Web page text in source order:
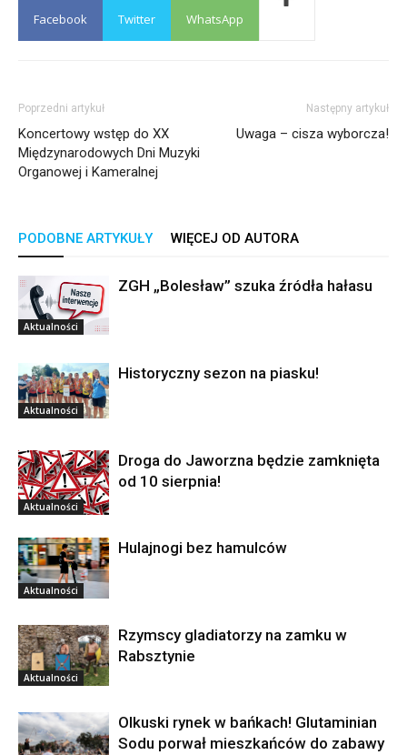
Facebook Twitter WhatsApp
Poprzedni artykuł
Koncertowy wstęp do XX
Międzynarodowych Dni Muzyki
Organowej i Kameralnej
Następny artykuł
Uwaga – cisza wyborcza!
PODOBNE ARTYKUŁY WIĘCEJ OD AUTORA
Aktualności
ZGH „Bolesław” szuka źródła hałasu
Aktualności
Historyczny sezon na piasku!
Aktualności
Droga do Jaworzna będzie zamknięta
od 10 sierpnia!
Aktualności
Hulajnogi bez hamulców
Aktualności
Rzymscy gladiatorzy na zamku w
Rabsztynie
Olkuski rynek w bańkach! Glutaminian
Sodu porwał mieszkańców do zabawy